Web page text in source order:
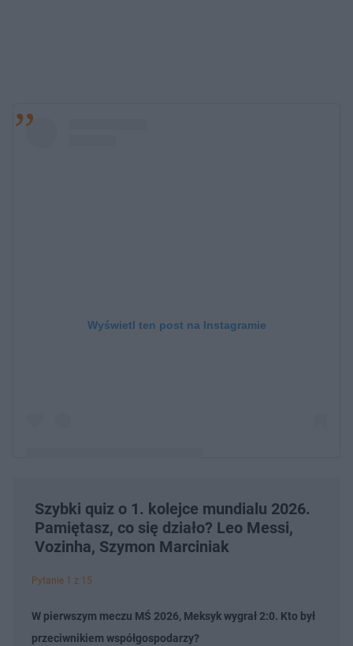
Wyświetl ten post na Instagramie
Post udostępniony przez Eleonora Incardona
(@eleonoraincardona)
Szybki quiz o 1. kolejce mundialu 2026.
Pamiętasz, co się działo? Leo Messi,
Vozinha, Szymon Marciniak
Pytanie 1 z 15
W pierwszym meczu MŚ 2026, Meksyk wygrał 2:0. Kto był
przeciwnikiem współgospodarzy?